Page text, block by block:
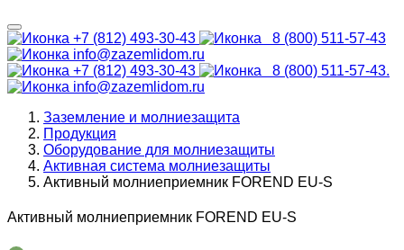
+7 (812) 493-30-43
8 (800) 511-57-43
info@zazemlidom.ru
+7 (812) 493-30-43
8 (800) 511-57-43.
info@zazemlidom.ru
Заземление и молниезащита
Продукция
Оборудование для молниезащиты
Активная система молниезащиты
Активный молниеприемник FOREND EU-S
Активный молниеприемник FOREND EU-S